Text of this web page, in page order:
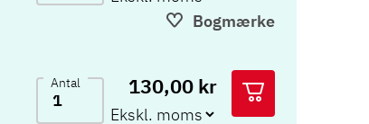
Bogmærke
Antal 130,00 kr